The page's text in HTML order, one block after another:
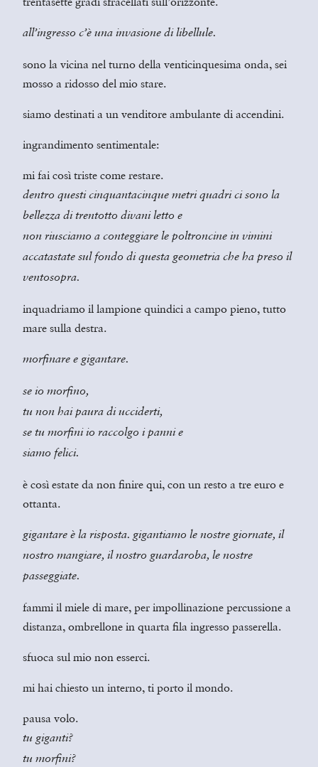
all’ingresso c’è una invasione di libellule.
sono la vicina nel turno della venticinquesima onda, sei
mosso a ridosso del mio stare.
siamo destinati a un venditore ambulante di accendini.
ingrandimento sentimentale:
mi fai così triste come restare.
dentro questi cinquantacinque metri quadri ci sono la
bellezza di trentotto divani letto e
non riusciamo a conteggiare le poltroncine in vimini
accatastate sul fondo di questa geometria che ha preso il
ventosopra.
inquadriamo il lampione quindici a campo pieno, tutto
mare sulla destra.
morfinare e gigantare.
se io morfino,
tu non hai paura di ucciderti,
se tu morfini io raccolgo i panni e
siamo felici.
è così estate da non finire qui, con un resto a tre euro e
ottanta.
gigantare è la risposta. gigantiamo le nostre giornate, il
nostro mangiare, il nostro guardaroba, le nostre
passeggiate.
fammi il miele di mare, per impollinazione percussione a
distanza, ombrellone in quarta fila ingresso passerella.
sfuoca sul mio non esserci.
mi hai chiesto un interno, ti porto il mondo.
pausa volo.
tu giganti?
tu morfini?